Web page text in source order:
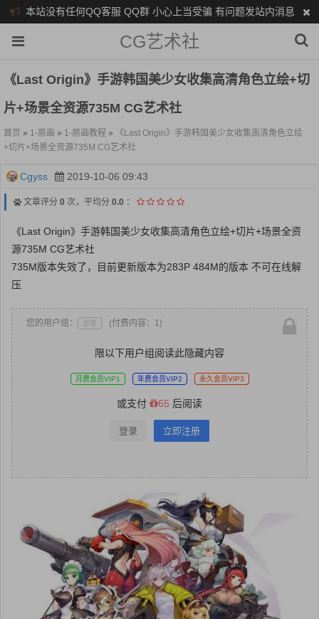
本站没有任何QQ客服 QQ群 小心上当受骗 有问题发站内消息
CG艺术社
《Last Origin》手游韩国美少女收集高清角色立绘+切
片+场景全资源735M CG艺术社
首页 » 1-原画 » 1-原画教程 »
《Last Origin》手游韩国美少女收集高清角色立绘
+切片+场景全资源735M CG艺术社
Cgyss 2019-10-06 09:43
文章评分 0 次，平均分 0.0 ：
《Last Origin》手游韩国美少女收集高清角色立绘+切片+场景全资
源735M CG艺术社
735M版本失效了，目前更新版本为283P 484M的版本 不可在线解
压
您的用户组： 游客 (付费内容：1)
限以下用户组阅读此隐藏内容
月费会员VIP1 年费会员VIP2 永久会员VIP3
或支付 65 后阅读
登录 立即注册